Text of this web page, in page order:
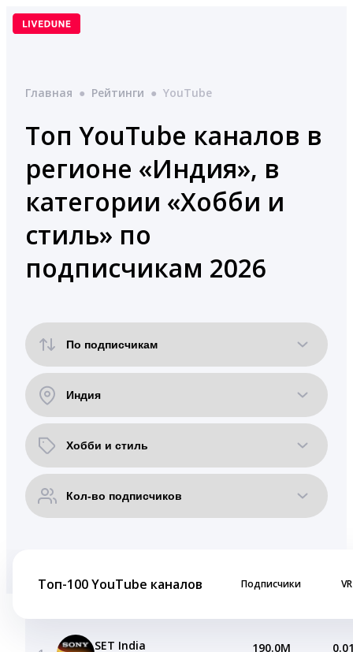
Перейти
Главная ● Рейтинги ● YouTube
Топ YouTube каналов в
регионе «Индия», в
категории «Хобби и
стиль» по
подписчикам 2026
Топ-100 YouTube каналов Подписчики VR
SET India
190.0M